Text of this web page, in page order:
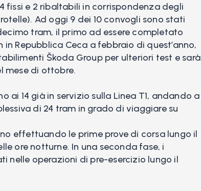
fissi e 2 ribaltabili in corrispondenza degli
Ad oggi 9 dei 10 convogli sono stati
tram, il primo ad essere completato
Repubblica Ceca a febbraio di quest’anno,
Škoda Group per ulteriori test e sarà
mese di ottobre.
ai 14 già in servizio sulla Linea T1, andando a
di 24 tram in grado di viaggiare su
effettuando le prime prove di corsa lungo il
ore notturne. In una seconda fase, i
nelle operazioni di pre-esercizio lungo il